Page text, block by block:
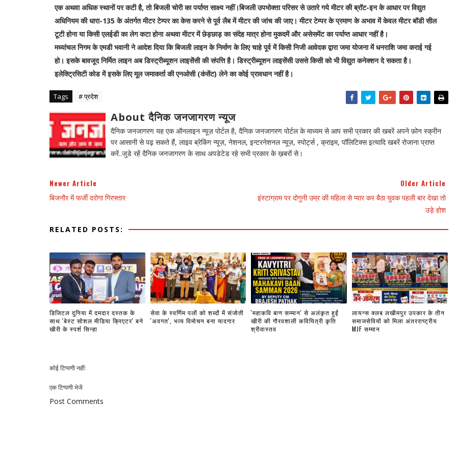
एक अथवा अधिक स्थानों पर कटी है, तो बिजली चोरी का पर्याप्त साक्ष्य नहीं।बिजली उपभोक्ता परिसर से उतारे गये मीटर की ब्रॉट-इन के आधार पर विद्युत
अधिनियम की धारा-135 के अंतर्गत मीटर टेम्पर का केस करने से पूर्व लैब में मीटर की जांच की जाए। मीटर टेम्पर के प्रमाण के अभाव में केवल मीटर बॉडी सील
टूटी होना या किसी एलईडी का लेग कटा होना अथवा मीटर में छेड़छाड़ का संदेह मात्र होना मुकदमें और असेसमेंट का पर्याप्त आधार नहीं है।
मध्यांचल निगम के एमडी भवानी ने आदेश दिया कि बिजली लाइन के निर्माण के लिए चाहे पूर्व में किसी निजी आवेदक द्वारा जमा योजना में धनराशि जमा कराई गई
हो। इसके बावजूद निर्मित लाइन अब डिस्ट्रीब्यूशन लाइसेंसी की संपत्ति है। डिस्ट्रीब्यूशन लाइसेंसी उससे किसी को भी विद्युत कनेक्शन दे सकता है।
इलेक्ट्रिसिटी कोड में इसके लिए मूल जमाकर्ता की एनओसी (कंसेंट) लेने का कोई प्रावधान नहीं है।
Tags # प्रदेश
About दैनिक जनजागरण न्यूज
दैनिक जनजागरण यह एक ऑनलाइन न्यूज़ पोर्टल है, दैनिक जनजागरण पोर्टल के माध्यम से आप सभी प्रकार की खबरें अपने फ़ोन स्क्रीन
पर आसानी से पढ़ सकते हैं, लाइव ब्रेकिंग न्यूज़, नेशनल, इन्टरनेशनल न्यूज़, स्पोर्ट्स , क्राइम, पॉलिटिक्स इत्यादि खबरें रोजाना प्राप्त
करें..जुडे रहें दैनिक जनजागरण के साथ अपडेटेड रहे सभी प्रकार के ख़बरों से।
Newer Article
बिजनौर में फर्जी दरोगा गिरफ्तार
Older Article
इंस्टाग्राम पर दोगुनी उम्र की महिला से प्यार कर बैठा युवक पहली बार देखा तो
उड़े होश
RELATED POSTS:
डिजिटल दुनिया में दमदार दस्तक के
साथ 'बेस्ट सोशल मीडिया क्रिएटर' बने
खीरी के स्पर्श सिन्हा
सेवा के स्वर्णिम पलों को शब्दों में संजोती
'अवगत', भव्य विमोचन बना यादगार
'महाकवि बाण सम्मान' से अलंकृत हुईं
खीरी की गौरवशाली कवियित्री कृति
श्रीवास्तव
लायन्स क्लब लखीमपुर उपकार के तीन
समाजसेवियों को मिला अंतरराष्ट्रीय
MJF सम्मान
कोई टिप्पणी नहीं:
एक टिप्पणी भेजें
Post Comments